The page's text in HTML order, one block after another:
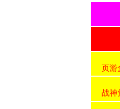
页游
战神